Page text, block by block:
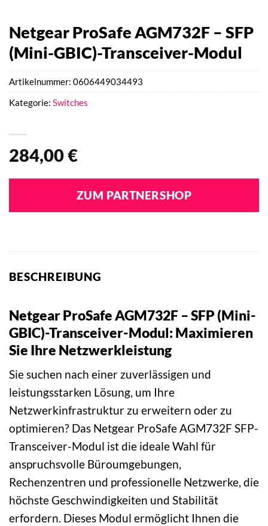
Netgear ProSafe AGM732F – SFP
(Mini-GBIC)-Transceiver-Modul
284,00€
ZUM PARTNERSHOP
Artikelnummer: 0606449034493
Kategorie: Switches
BESCHREIBUNG
Netgear ProSafe AGM732F – SFP (Mini-
GBIC)-Transceiver-Modul: Maximieren
Sie Ihre Netzwerkleistung
Sie suchen nach einer zuverlässigen und
leistungsstarken Lösung, um Ihre
Netzwerkinfrastruktur zu erweitern oder zu
optimieren? Das Netgear ProSafe AGM732F SFP-
Transceiver-Modul ist die ideale Wahl für
anspruchsvolle Büroumgebungen,
Rechenzentren und professionelle Netzwerke, die
höchste Geschwindigkeiten und Stabilität
erfordern. Dieses Modul ermöglicht Ihnen die